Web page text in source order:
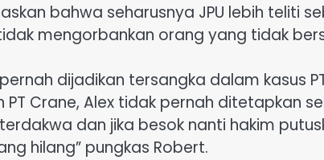
bahwa seharusnya JPU lebih teliti
mengorbankan orang yang tidak
dijadikan tersangka dalam kasus
PT Crane, Alex tidak pernah ditetapkan
dan jika besok nanti hakim
hilang” pungkas Robert.